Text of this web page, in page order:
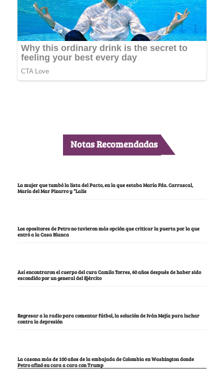
Notas Recomendadas
La mujer que tumbó la lista del Pacto, en la que estaba María Fda. Carrascal,
María del Mar Pizarro y “Lalis
Los opositores de Petro no tuvieron más opción que criticar la puerta por la que
entró a la Casa Blanca
Así encontraron el cuerpo del cura Camilo Torres, 60 años después de haber sido
escondido por un general del Ejército
Regresar a la radio para comentar fútbol, la solución de Iván Mejía para luchar
contra la depresión
La casona más de 100 años de la embajada de Colombia en Washington donde
Petro afinó su cara a cara con Trump